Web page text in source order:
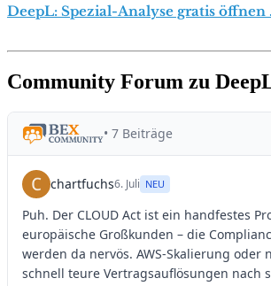
DeepL: Spezial-Analyse gratis öffnen
Community Forum zu